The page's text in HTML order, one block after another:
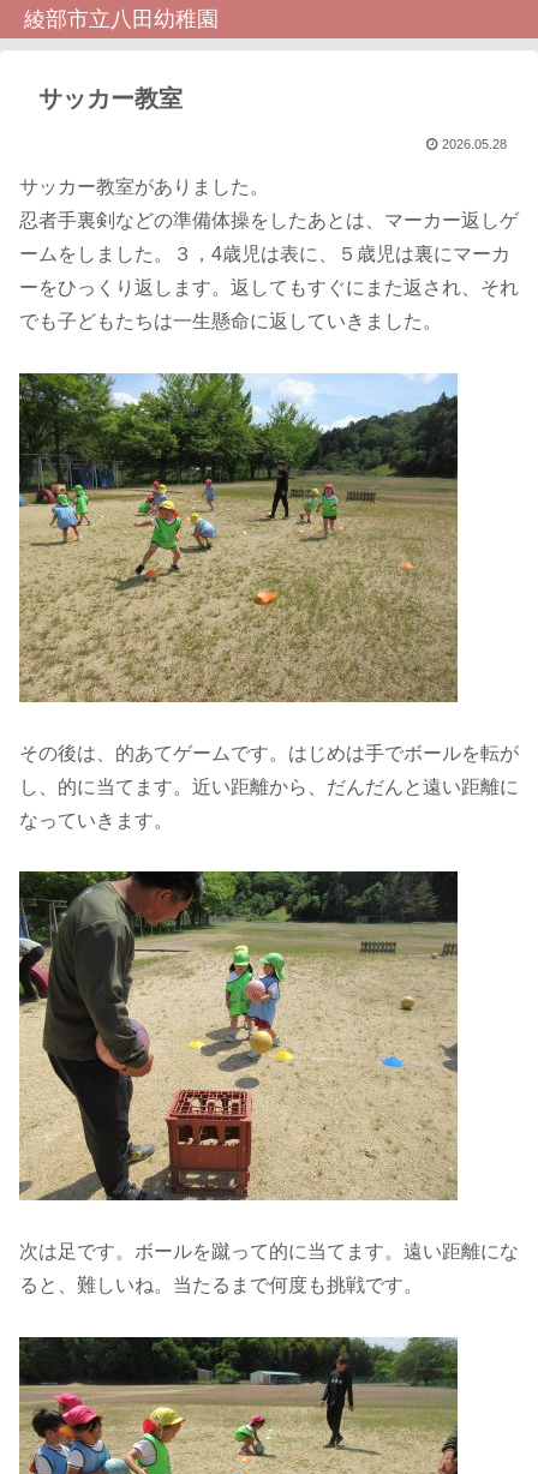
綾部市立八田幼稚園
サッカー教室
2026.05.28
サッカー教室がありました。
忍者手裏剣などの準備体操をしたあとは、マーカー返しゲ
ームをしました。３，4歳児は表に、５歳児は裏にマーカ
ーをひっくり返します。返してもすぐにまた返され、それ
でも子どもたちは一生懸命に返していきました。
その後は、的あてゲームです。はじめは手でボールを転が
し、的に当てます。近い距離から、だんだんと遠い距離に
なっていきます。
次は足です。ボールを蹴って的に当てます。遠い距離にな
ると、難しいね。当たるまで何度も挑戦です。